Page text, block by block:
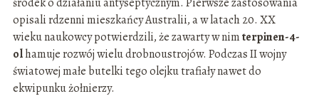
opisali rdzenni mieszkańcy Australii, a w latach 20. XX
wieku naukowcy potwierdzili, że zawarty w nimterpinen-4-
olhamuje rozwój wielu drobnoustrojów. Podczas II wojny
światowej małe butelki tego olejku trafiały nawet do
ekwipunku żołnierzy.